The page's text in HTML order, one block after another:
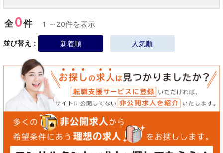
全0件 1 ～20件を表示
並び替え： 新着順 人気順